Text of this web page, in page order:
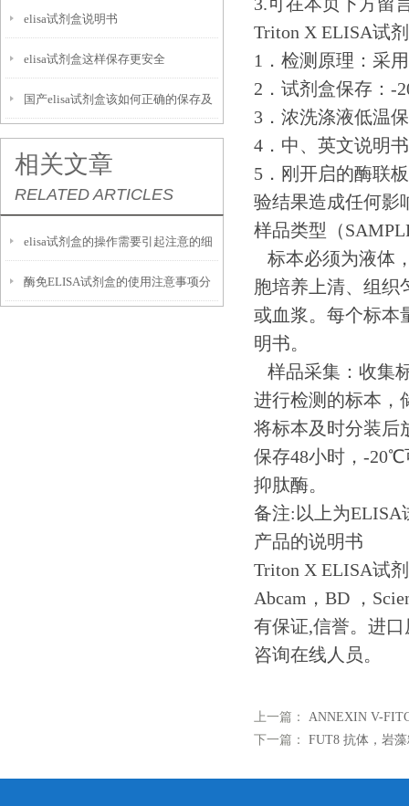
elisa试剂盒说明书
elisa试剂盒这样保存更安全
国产elisa试剂盒该如何正确的保存及
运输呢？
相关文章
RELATED ARTICLES
elisa试剂盒的操作需要引起注意的细
节
酶免ELISA试剂盒的使用注意事项分
Triton X ELISA试
1．检测原理：采
2．试剂盒保存：-
3．浓洗涤液低温
4．中、英文说明
5．刚开启的酶联
验结果造成任何影
样品类型（
标本必须为液体
胞培养上清、组织
或血浆。每个标本
明书。
样品采集：收集
进行检测的标本，
将标本及时分装
保存48小时，-20℃
抑肽酶。
备注:以上为ELISA
产品的说明书
Triton X ELISA试
Abcam，BD ，
有保证,信誉。进
咨询在线人员。
上一篇： ANNEXIN V-
下一篇： FUT8 抗体，岩